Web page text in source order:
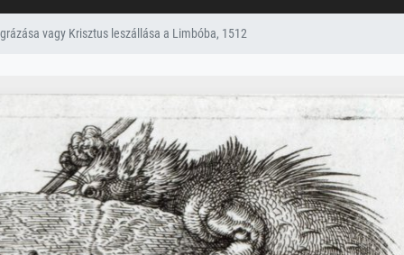
vagy Krisztus leszállása a Limbóba, 1512